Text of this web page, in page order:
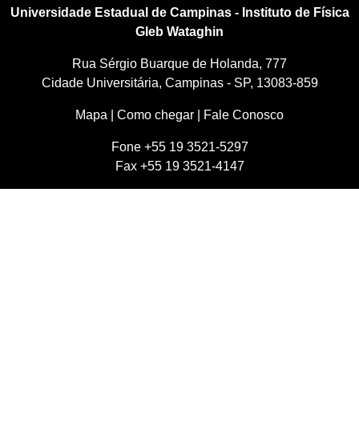
Universidade Estadual de Campinas - Instituto de Física
Gleb Wataghin
Rua Sérgio Buarque de Holanda, 777
Cidade Universitária, Campinas - SP, 13083-859
Mapa Como chegar Fale Conosco
Fone +55 19 3521-5297
Fax +55 19 3521-4147